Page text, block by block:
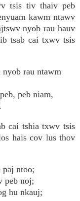
tsis tiv thaiv peb
kawm ntawv
nyob rau hauv
tsab cai txwv tsis
rau ntawm
peb niam,
cai tshia txwv tsis
hais cov lus thov
paj ntoo;
peb noj;
hu nkauj;